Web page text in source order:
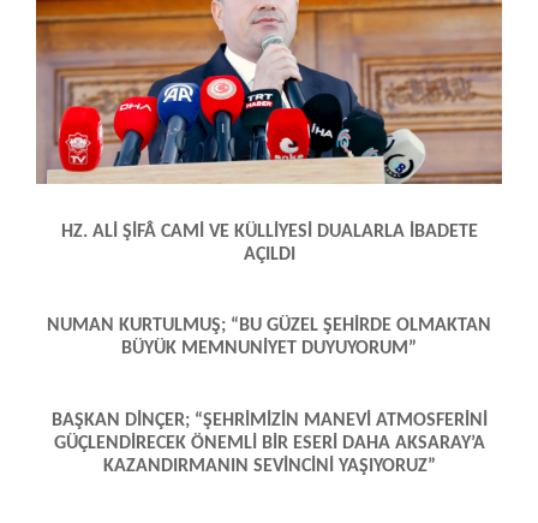
HZ. ALİ ŞİFÂ CAMİ VE KÜLLİYESİ DUALARLA İBADETE
AÇILDI
NUMAN KURTULMUŞ; “BU GÜZEL ŞEHİRDE OLMAKTAN
BÜYÜK MEMNUNİYET DUYUYORUM”
BAŞKAN DİNÇER; “ŞEHRİMİZİN MANEVİ ATMOSFERİNİ
GÜÇLENDİRECEK ÖNEMLİ BİR ESERİ DAHA AKSARAY’A
KAZANDIRMANIN SEVİNCİNİ YAŞIYORUZ”